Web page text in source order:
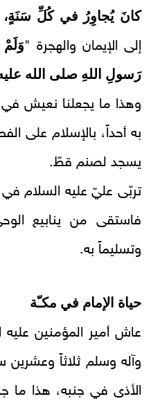
كانَ يُجاوِرُ في كُلِّ سَنَةٍ،
إلى الإيمان والهجرة "
رَسولِ اللهِ صلى الله
وهذا ما يجعلنا نعيش
به أحداً، بالإسلام على
يسجد لصنم قطّ.
تربّى عليّ عليه السلام
فاستقى من ينابيع
وتسليماً به.
حياة الإمام في مكـّة
عاش أمير المؤمنين
وآله وسلم ثلاثاً وعشرين
الأذى في جنبه، هذا ما